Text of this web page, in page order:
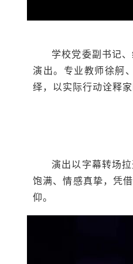
学校党委副书记
演出。专业教师徐舸
绎，以实际行动诠释
演出以字幕转场
饱满、情感真挚，凭
仰。